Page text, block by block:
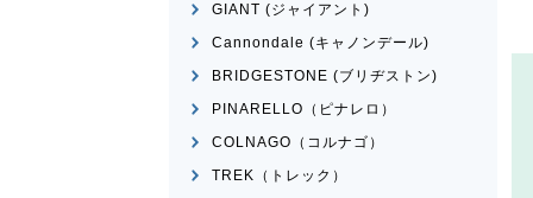
GIANT (ジャイアント)
Cannondale (キャノンデール)
BRIDGESTONE (ブリヂストン)
PINARELLO（ピナレロ）
COLNAGO（コルナゴ）
TREK（トレック）